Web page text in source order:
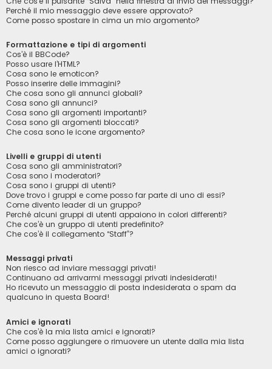
Perché il mio messaggio deve essere approvato?
Come posso spostare in cima un mio argomento?
Formattazione e tipi di argomenti
Cos’è il BBCode?
Posso usare l’HTML?
Cosa sono le emoticon?
Posso inserire delle immagini?
Che cosa sono gli annunci globali?
Cosa sono gli annunci?
Cosa sono gli argomenti importanti?
Cosa sono gli argomenti bloccati?
Che cosa sono le icone argomento?
Livelli e gruppi di utenti
Cosa sono gli amministratori?
Cosa sono i moderatori?
Cosa sono i gruppi di utenti?
Dove trovo i gruppi e come posso far parte di uno di essi?
Come divento leader di un gruppo?
Perché alcuni gruppi di utenti appaiono in colori differenti?
Che cos’è un gruppo di utenti predefinito?
Che cos’è il collegamento “Staff”?
Messaggi privati
Non riesco ad inviare messaggi privati!
Continuano ad arrivarmi messaggi privati indesiderati!
Ho ricevuto un messaggio di posta indesiderata o spam da
qualcuno in questa Board!
Amici e ignorati
Che cos’è la mia lista amici e ignorati?
Come posso aggiungere o rimuovere un utente dalla mia lista
amici o ignorati?